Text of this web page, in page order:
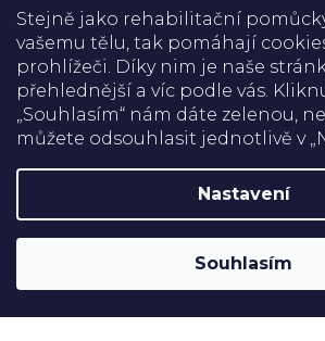
Stejně jako rehabilitační
vašemu tělu, tak pomáhají
prohlížeči. Díky nim je naše
přehlednější a víc podle vás.
„Souhlasím“ nám dáte zelenou,
můžete odsouhlasit jednotlivě v
Nastavení
Souhlasím
Doprava
Platba
Přihlásit se
Rehabilitační pomůcky
Upravit nastavení